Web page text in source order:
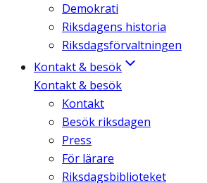
Demokrati
Riksdagens historia
Riksdagsförvaltningen
Kontakt & besök
Kontakt & besök
Kontakt
Besök riksdagen
Press
För lärare
Riksdagsbiblioteket